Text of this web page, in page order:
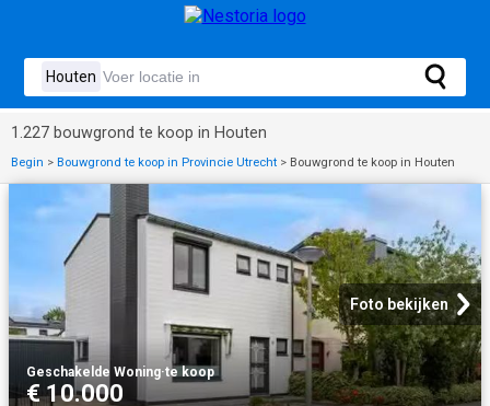
1.227 bouwgrond te koop in Houten
Begin > Bouwgrond te koop in Provincie Utrecht > Bouwgrond te koop in Houten
Foto bekijken
Geschakelde Woning·te koop
€ 10.000